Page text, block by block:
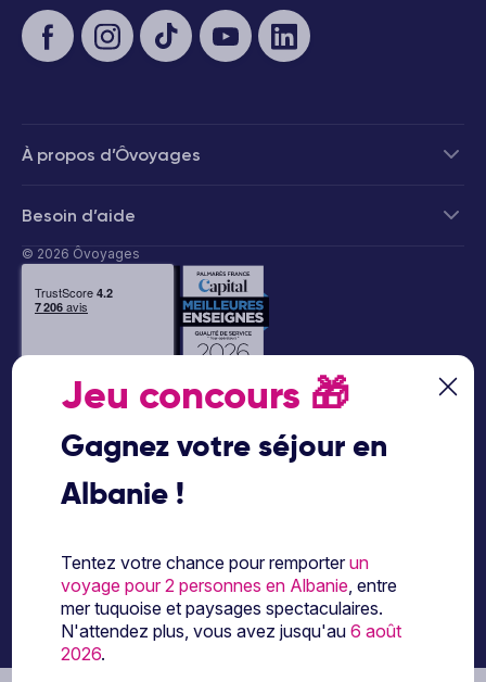
À propos d’Ôvoyages
Besoin d’aide
© 2026 Ôvoyages
notre partenaire
Floa
Jeu concours 🎁
Gagnez votre séjour en
Albanie !
Tentez votre chance pour remporterun
voyage pour 2 personnes en Albanie, entre
mer tuquoise et paysages spectaculaires.
N'attendez plus, vous avez jusqu'au 6 août
2026.